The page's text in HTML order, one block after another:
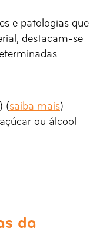
e patologias que
destacam-se
(saiba mais)
ou álcool
da